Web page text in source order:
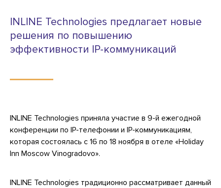
INLINE Technologies предлагает новые
решения по повышению
эффективности IP-коммуникаций
INLINE Technologies приняла участие в 9-й ежегодной
конференции по IP-телефонии и IP-коммуникациям,
которая состоялась с 16 по 18 ноября в отеле «Holiday
Inn Moscow Vinogradovo».
INLINE Technologies традиционно рассматривает данный